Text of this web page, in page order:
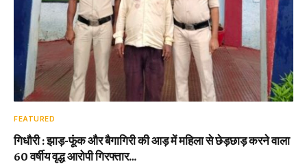
FEATURED
गिधौरी : झाड़-फूंक और बैगागिरी की आड़ में महिला से छेड़छाड़ करने वाला
60 वर्षीय वृद्ध आरोपी गिरफ्तार…